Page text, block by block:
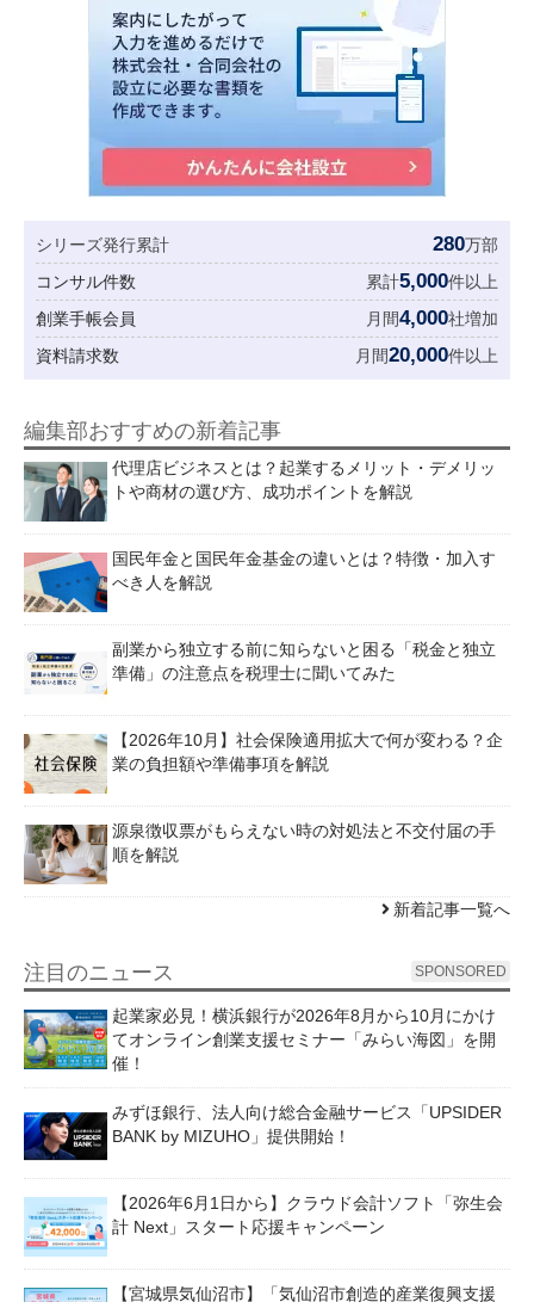
シリーズ発行累計 280万部
コンサル件数
累計5,000件以上
創業手帳会員
月間4,000社増加
資料請求数
月間20,000件以上
編集部おすすめの新着記事
代理店ビジネスとは？起業するメリット・デメリッ
トや商材の選び方、成功ポイントを解説
国民年金と国民年金基金の違いとは？特徴・加入す
べき人を解説
副業から独立する前に知らないと困る「税金と独立
準備」の注意点を税理士に聞いてみた
【2026年10月】社会保険適用拡大で何が変わる？企
業の負担額や準備事項を解説
源泉徴収票がもらえない時の対処法と不交付届の手
順を解説
新着記事一覧へ
注目のニュース SPONSORED
起業家必見！横浜銀行が2026年8月から10月にかけ
てオンライン創業支援セミナー「みらい海図」を開
催！
みずほ銀行、法人向け総合金融サービス「UPSIDER
BANK by MIZUHO」提供開始！
【2026年6月1日から】クラウド会計ソフト「弥生会
計 Next」スタート応援キャンペーン
【宮城県気仙沼市】「気仙沼市創造的産業復興支援